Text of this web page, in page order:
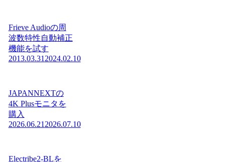
Frieve Audioの周
波数特性自動補正
機能を試す
2013.03.31 2024.02.10
JAPANNEXTの
4K Plusモニタを
購入
2026.06.21 2026.07.10
Electribe2-BLを